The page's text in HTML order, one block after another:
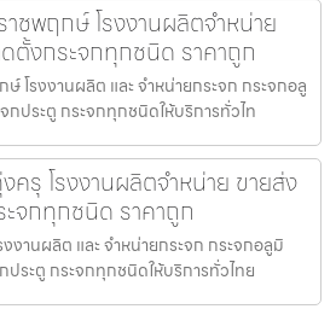
ชพฤกษ์ โรงงานผลิตจำหน่าย
ตั้งกระจกทุกชนิด ราคาถูก
โรงงานผลิต และ จำหน่ายกระจก กระจกอลู
กประตู กระจกทุกชนิดให้บริการทั่วไท
ครุ โรงงานผลิตจำหน่าย ขายส่ง
จกทุกชนิด ราคาถูก
งานผลิต และ จำหน่ายกระจก กระจกอลูมิ
ประตู กระจกทุกชนิดให้บริการทั่วไทย